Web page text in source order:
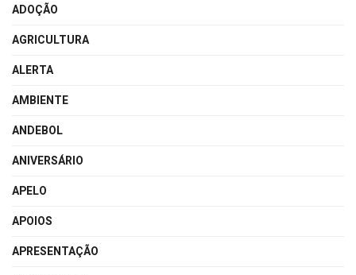
ADOÇÃO
AGRICULTURA
ALERTA
AMBIENTE
ANDEBOL
ANIVERSÁRIO
APELO
APOIOS
APRESENTAÇÃO